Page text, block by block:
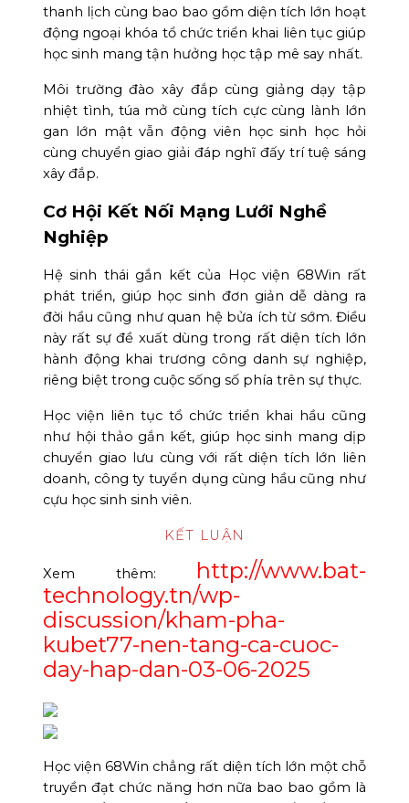
thanh lịch cùng bao bao gồm diện tích lớn hoạt
động ngoại khóa tổ chức triển khai liên tục giúp
học sinh mang tận hưởng học tập mê say nhất.
Môi trường đào xây đắp cùng giảng dạy tập
nhiệt tình, túa mở cùng tích cực cùng lành lớn
gan lớn mật vẫn động viên học sinh học hỏi
cùng chuyển giao giải đáp nghĩ đấy trí tuệ sáng
xây đắp.
Cơ Hội Kết Nối Mạng Lưới Nghề
Nghiệp
Hệ sinh thái gắn kết của Học viện 68Win rất
phát triển, giúp học sinh đơn giản dễ dàng ra
đời hầu cũng như quan hệ bửa ích từ sớm. Điều
này rất sự đề xuất dùng trong rất diện tích lớn
hành động khai trương công danh sự nghiệp,
riêng biệt trong cuộc sống số phía trên sự thực.
Học viện liên tục tổ chức triển khai hầu cũng
như hội thảo gắn kết, giúp học sinh mang dịp
chuyển giao lưu cùng với rất diện tích lớn liên
doanh, công ty tuyển dụng cùng hầu cũng như
cựu học sinh sinh viên.
KẾT LUẬN
Xem thêm:
http://www.bat-
technology.tn/wp-
discussion/kham-pha-
kubet77-nen-tang-ca-cuoc-
day-hap-dan-03-06-2025
Học viện 68Win chẳng rất diện tích lớn một chỗ
truyền đạt chức năng hơn nữa bao bao gồm là